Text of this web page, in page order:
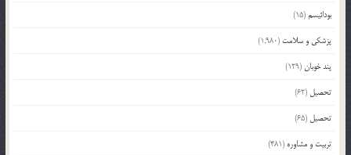
بودائیسم(15)
پزشکی و سلامت (1,980)
پند خوبان(129)
تحصیل (62)
تحصیل (65)
تربیت و مشاوره (481)